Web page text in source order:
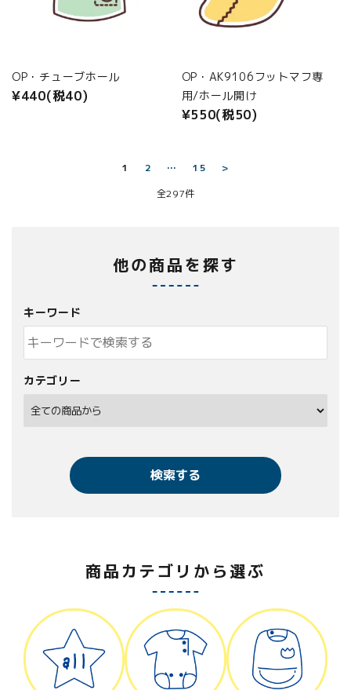
OP・チューブホール
¥440(税40)
OP・AK9106フットマフ専
用/ホール開け
¥550(税50)
1 2 … 15
>
全297件
他の商品を探す
キーワード
カテゴリー
検索する
カテゴリー
商品カテゴリから選ぶ